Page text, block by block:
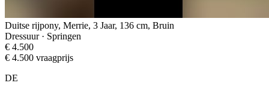
Duitse rijpony, Merrie, 3 Jaar, 136 cm, Bruin
Dressuur · Springen
€ 4.500
€ 4.500 vraagprijs
DE